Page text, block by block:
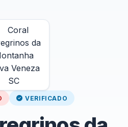
VERIFICADO